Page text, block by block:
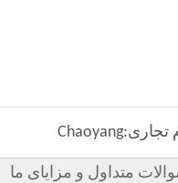
تجاری:Chaoyang
متداول و مزایای ما